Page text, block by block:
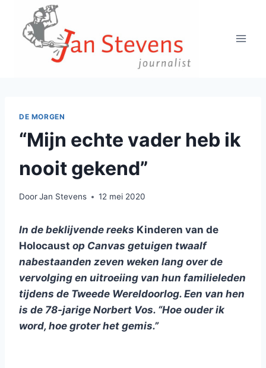
Doorgaan
inhoud
DE MORGEN
“Mijn echte vader heb ik
nooit gekend”
DoorJan Stevens 12 mei 2020
In de beklijvende reeks Kinderen van de
Holocaust op Canvas getuigen twaalf
nabestaanden zeven weken lang over de
vervolging en uitroeiing van hun familieleden
tijdens de Tweede Wereldoorlog. Een van hen
is de 78-jarige Norbert Vos. “Hoe ouder ik
word, hoe groter het gemis.”